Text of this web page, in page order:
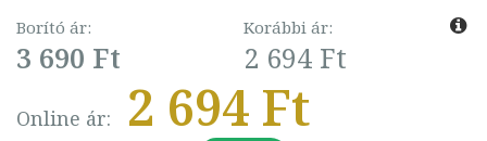
Borító ár:
3 690 Ft
Korábbi ár:
2 694 Ft
Online ár: 2 694 Ft